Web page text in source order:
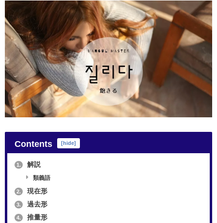
Contents [hide]
1. 解説
類義語
2. 現在形
3. 過去形
4. 推量形